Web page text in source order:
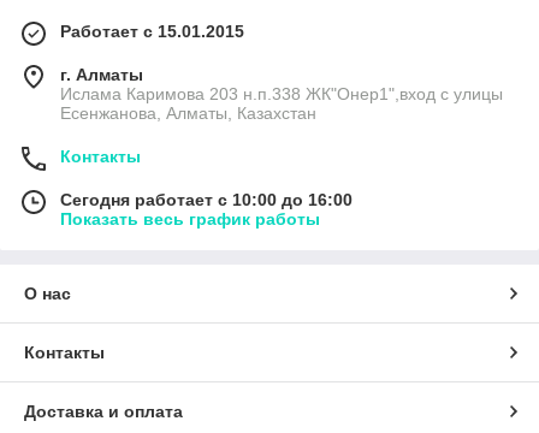
Работает с 15.01.2015
г. Алматы
Ислама Каримова 203 н.п.338 ЖК"Онер1",вход с улицы
Есенжанова, Алматы, Казахстан
Контакты
Сегодня работает с 10:00 до 16:00
Показать весь график работы
О нас
Контакты
Доставка и оплата